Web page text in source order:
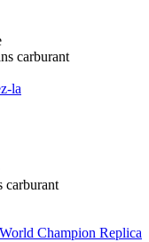
carburant
la
carburant
Champion Replica